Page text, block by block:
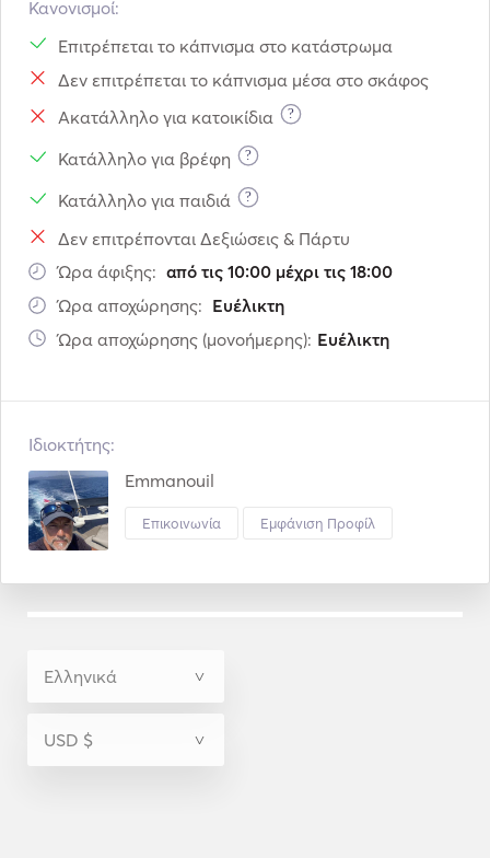
Κανονισμοί:
Επιτρέπεται το κάπνισμα στο κατάστρωμα
Δεν επιτρέπεται το κάπνισμα μέσα στο σκάφος
Ακατάλληλο για κατοικίδια
?
Κατάλληλο για βρέφη ?
Κατάλληλο για παιδιά ?
Δεν επιτρέπονται Δεξιώσεις & Πάρτυ
Ώρα άφιξης: από τις 10:00 μέχρι τις 18:00
Ώρα αποχώρησης: Ευέλικτη
Ώρα αποχώρησης (μονοήμερης): Ευέλικτη
Ιδιοκτήτης:
Emmanouil
Επικοινωνία Εμφάνιση Προφίλ